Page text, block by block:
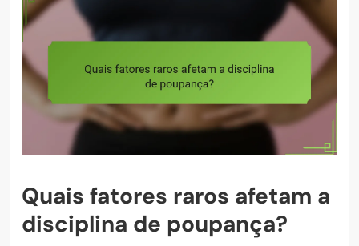
Quais fatores raros afetam a
disciplina de poupança?